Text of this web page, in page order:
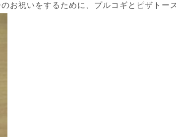
お祝いをするために、プルコギとピザトー